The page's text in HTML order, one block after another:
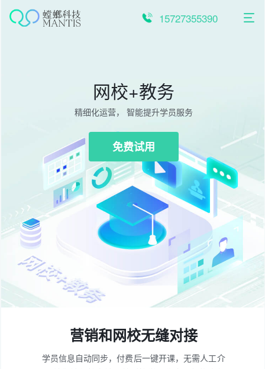
15727355390
网校+教务
精细化运营， 智能提升学员服务
免费试用
营销和网校无缝对接
学员信息自动同步，付费后一键开课，无需人工介